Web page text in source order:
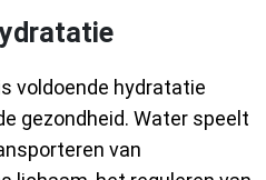
voldoende hydratatie
gezondheid. Water speelt
van